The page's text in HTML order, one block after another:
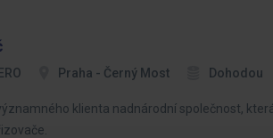
Praha - Černý Most Dohodou
klienta nadnárodní společnost,